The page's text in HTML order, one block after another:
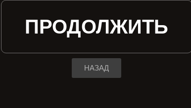
ПРОДОЛЖИТЬ
НАЗАД